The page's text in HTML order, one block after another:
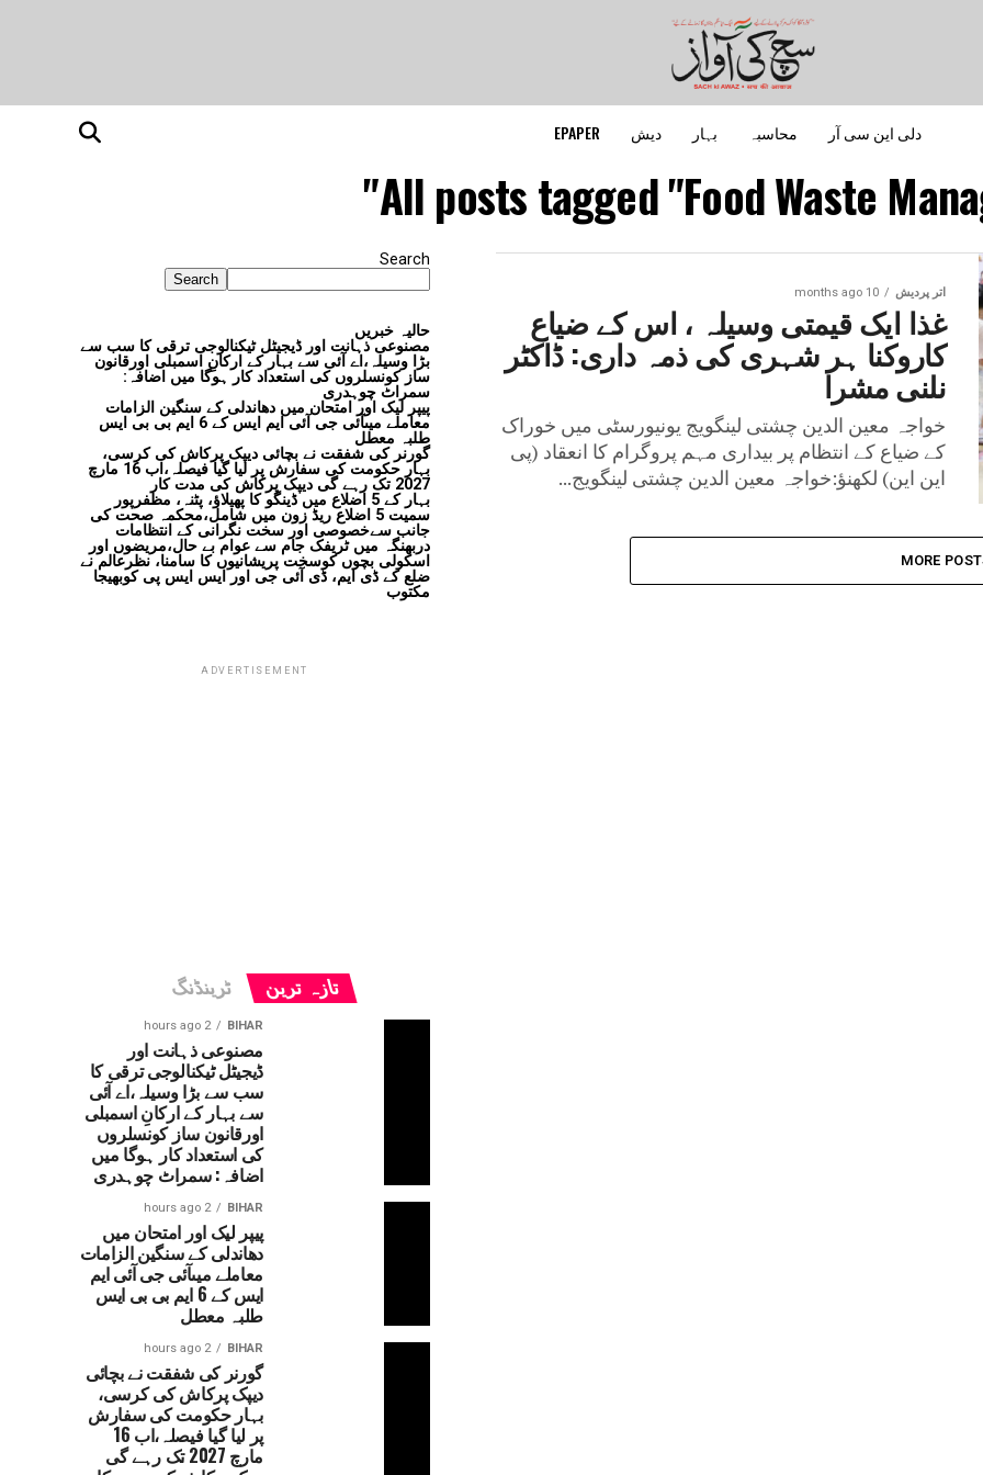
دلی این سی آر محاسبہ بہار دیش EPAPER
All posts tagged "Food Waste
اتر پردیش 10 months ago
غذا ایک قیمتی وسیلہ ، اس کے ضیاع
کاروکنا ہر شہری کی ذمہ داری: ڈاکٹر
نلنی مشرا
خواجہ معین الدین چشتی لینگویج یونیورسٹی میں خوراک
کے ضیاع کے انتظام پر بیداری مہم پروگرام کا انعقاد (پی
این این) لکھنؤ:خواجہ معین الدین چشتی لینگویج...
MORE
Search
Search
حالیہ خبریں
مصنوعی ذہانت اور ڈیجیٹل ٹیکنالوجی ترقی کا سب سے
بڑا وسیلہ،اے آئی سے بہار کے ارکانِ اسمبلی اورقانون
ساز کونسلروں کی استعداد کار ہوگا میں اضافہ:
سمراٹ چوہدری
پیپر لیک اور امتحان میں دھاندلی کے سنگین الزامات
معاملے میںآئی جی آئی ایم ایس کے 6 ایم بی بی ایس
طلبہ معطل
گورنر کی شفقت نے بچائی دیپک پرکاش کی کرسی،
بہار حکومت کی سفارش پر لیا گیا فیصلہ،اب 16 مارچ
2027 تک رہے گی دیپک پرکاش کی مدت کار
بہار کے 5 اضلاع میں ڈینگو کا پھیلاؤ، پٹنہ، مظفرپور
سمیت 5 اضلاع ریڈ زون میں شامل،محکمہ صحت کی
جانب سےخصوصی اور سخت نگرانی کے انتظامات
دربھنگہ میں ٹریفک جام سے عوام بے حال،مریضوں اور
اسکولی بچوں کوسخت پریشانیوں کا سامنا، نظرعالم نے
ضلع کے ڈی ایم، ڈی آئی جی اور ایس ایس پی کوبھیجا
مکتوب
ADVERTISEMENT
تازہ ترین ٹرینڈنگ
BIHAR
2 hours ago
مصنوعی ذہانت اور
ڈیجیٹل ٹیکنالوجی ترقی کا
سب سے بڑا وسیلہ،اے آئی
سے بہار کے ارکانِ اسمبلی
اورقانون ساز کونسلروں
کی استعداد کار ہوگا میں
اضافہ: سمراٹ چوہدری
BIHAR
2 hours ago
پیپر لیک اور امتحان میں
دھاندلی کے سنگین الزامات
معاملے میںآئی جی آئی ایم
ایس کے 6 ایم بی بی ایس
طلبہ معطل
BIHAR
2 hours ago
گورنر کی شفقت نے بچائی
دیپک پرکاش کی کرسی،
بہار حکومت کی سفارش
پر لیا گیا فیصلہ،اب 16
مارچ 2027 تک رہے گی